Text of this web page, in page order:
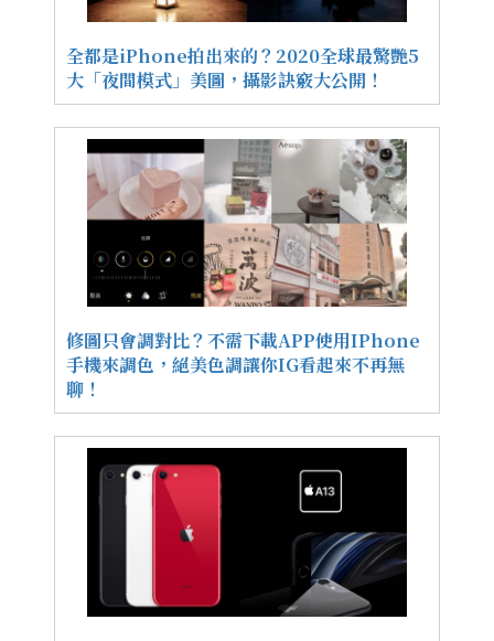
全都是iPhone拍出來的？2020全球最驚艷5
大「夜間模式」美圖，攝影訣竅大公開！
修圖只會調對比？不需下載APP使用IPhone
手機來調色，絕美色調讓你IG看起來不再無
聊！